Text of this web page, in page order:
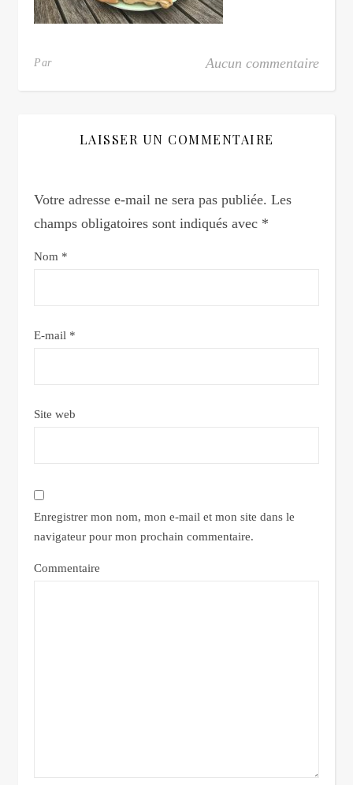
Par Aucun commentaire
LAISSER UN COMMENTAIRE
Votre adresse e-mail ne sera pas publiée. Les
champs obligatoires sont indiqués avec *
Nom *
E-mail *
Site web
Enregistrer mon nom, mon e-mail et mon site dans le
navigateur pour mon prochain commentaire.
Commentaire